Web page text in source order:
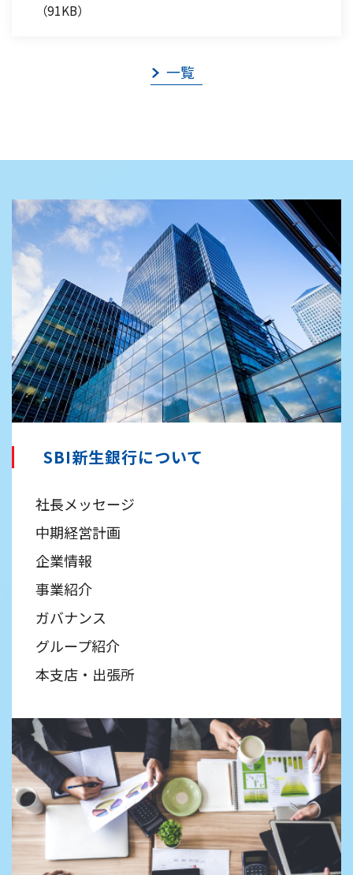
（91KB）
一覧
SBI新生銀行について
社長メッセージ
中期経営計画
企業情報
事業紹介
ガバナンス
グループ紹介
本支店・出張所